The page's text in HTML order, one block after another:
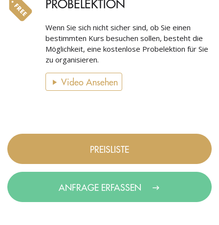
Wenn Sie sich nicht sicher sind, ob Sie einen
bestimmten Kurs besuchen sollen, besteht die
Möglichkeit, eine kostenlose Probelektion für Sie
zu organisieren.
Video Ansehen
PREISLISTE
ANFRAGE ERFASSEN